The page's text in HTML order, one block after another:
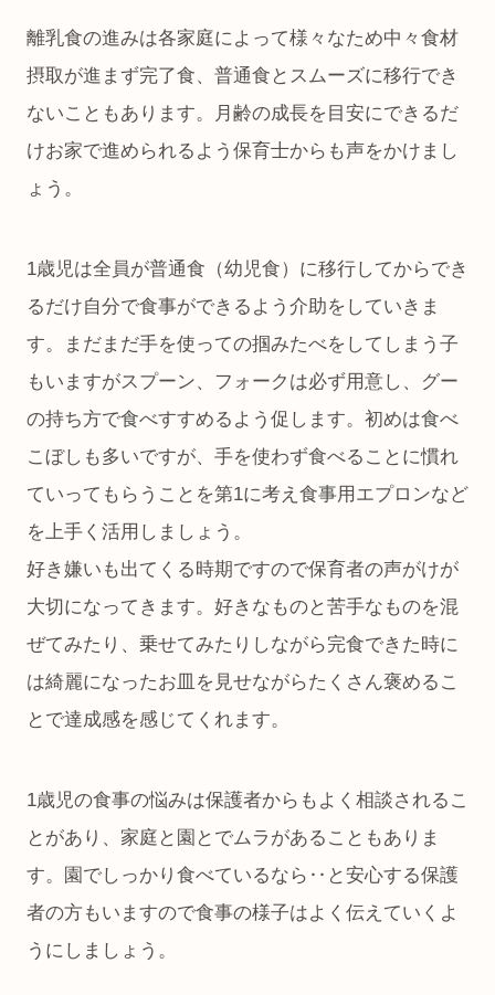
離乳食の進みは各家庭によって様々なため中々食材
摂取が進まず完了食、普通食とスムーズに移行でき
ないこともあります。月齢の成長を目安にできるだ
けお家で進められるよう保育士からも声をかけまし
ょう。
1歳児は全員が普通食（幼児食）に移行してからでき
るだけ自分で食事ができるよう介助をしていきま
す。まだまだ手を使っての掴みたべをしてしまう子
もいますがスプーン、フォークは必ず用意し、グー
の持ち方で食べすすめるよう促します。初めは食べ
こぼしも多いですが、手を使わず食べることに慣れ
ていってもらうことを第1に考え食事用エプロンなど
を上手く活用しましょう。
好き嫌いも出てくる時期ですので保育者の声がけが
大切になってきます。好きなものと苦手なものを混
ぜてみたり、乗せてみたりしながら完食できた時に
は綺麗になったお皿を見せながらたくさん褒めるこ
とで達成感を感じてくれます。
1歳児の食事の悩みは保護者からもよく相談されるこ
とがあり、家庭と園とでムラがあることもありま
す。園でしっかり食べているなら‥と安心する保護
者の方もいますので食事の様子はよく伝えていくよ
うにしましょう。